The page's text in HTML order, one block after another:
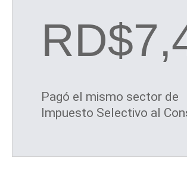
Pagó el mismo sector de
Impuesto Selectivo al